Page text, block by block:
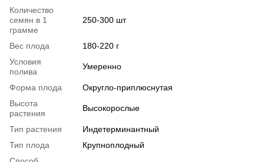
Количество
семян в 1
грамме
250-300 шт
Вес плода
180-220 г
Условия
полива
Умеренно
Форма плода
Округло-приплюснутая
Высота
растения
Высокорослые
Тип растения
Индетерминантный
Тип плода
Крупноплодный